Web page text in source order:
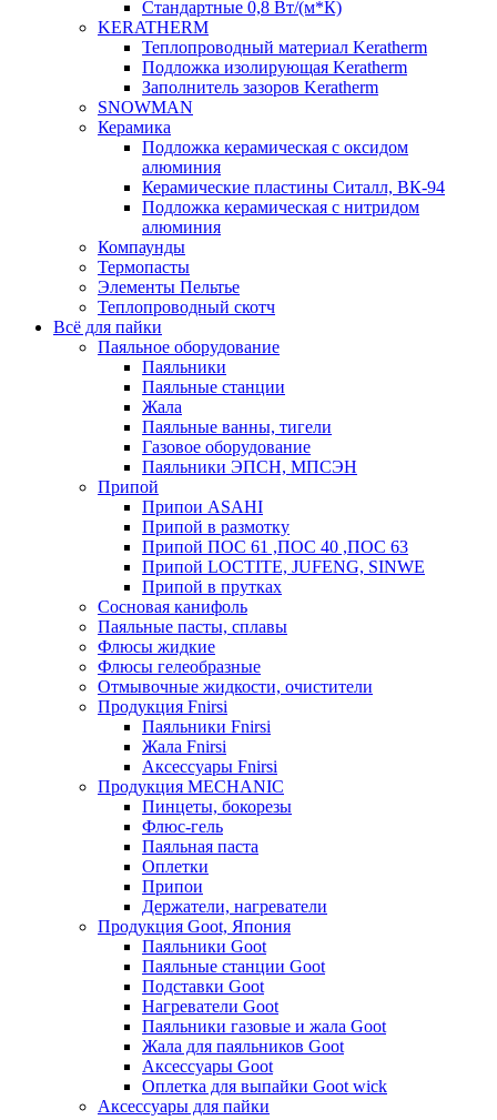
Стандартные 0,8 Вт/(м*К)
KERATHERM
Теплопроводный материал Keratherm
Подложка изолирующая Keratherm
Заполнитель зазоров Keratherm
SNOWMAN
Керамика
Подложка керамическая с оксидом
алюминия
Керамические пластины Ситалл, ВК-94
Подложка керамическая с нитридом
алюминия
Компаунды
Термопасты
Элементы Пельтье
Теплопроводный скотч
Всё для пайки
Паяльное оборудование
Паяльники
Паяльные станции
Жала
Паяльные ванны, тигели
Газовое оборудование
Паяльники ЭПСН, МПСЭН
Припой
Припои ASAHI
Припой в размотку
Припой ПОС 61 ,ПОС 40 ,ПОС 63
Припой LOCTITE, JUFENG, SINWE
Припой в прутках
Сосновая канифоль
Паяльные пасты, сплавы
Флюсы жидкие
Флюсы гелеобразные
Отмывочные жидкости, очистители
Продукция Fnirsi
Паяльники Fnirsi
Жала Fnirsi
Аксессуары Fnirsi
Продукция MECHANIC
Пинцеты, бокорезы
Флюс-гель
Паяльная паста
Оплетки
Припои
Держатели, нагреватели
Продукция Goot, Япония
Паяльники Goot
Паяльные станции Goot
Подставки Goot
Нагреватели Goot
Паяльники газовые и жала Goot
Жала для паяльников Goot
Аксессуары Goot
Оплетка для выпайки Goot wick
Аксессуары для пайки